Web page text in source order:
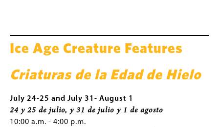
Ice Age Creature Features
Criaturas de la Edad de Hielo
July 24-25 and July 31- August 1
24 y 25 de julio, y 31 de julio y 1 de agosto
10:00 a.m. - 4:00 p.m.